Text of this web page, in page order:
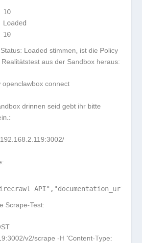
Status: Loaded stimmen, ist die Policy
aus der Sandbox heraus:
openclawbox connect
drinnen seid gebt ihr bitte
Scrape-Test:
v2/scrape -H 'Content-Type: